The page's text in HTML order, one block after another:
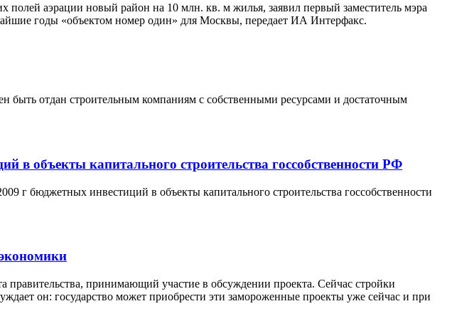
аэрации новый район на 10 млн. кв. м жилья, заявил первый заместитель мэра
годы «объектом номер один» для Москвы, передает ИА Интерфакс.
отдан строительным компаниям с собственными ресурсами и достаточным
в объекты капитального строительства госсобственности РФ
г бюджетных инвестиций в объекты капитального строительства госсобственности
правительства, принимающий участие в обсуждении проекта. Сейчас стройки
он: государство может приобрести эти замороженные проекты уже сейчас и при